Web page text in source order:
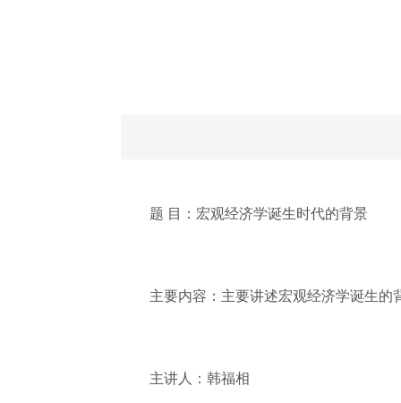
题 目：宏观经济学诞生时代的背景
主要内容：主要讲述宏观经济学诞生的
主讲人：韩福相